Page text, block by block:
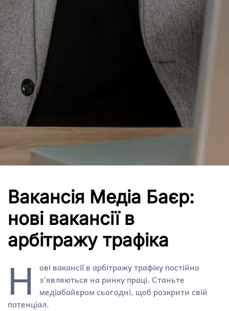
Вакансія Медіа Баєр:
нові вакансії в
арбітражу трафіка
Н
ові вакансії в арбітражу трафіку постійно
з'являються на ринку праці. Станьте
медіабайєром сьогодні, щоб розкрити свій
потенціал.